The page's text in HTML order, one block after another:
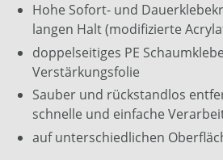
Hohe Sofort- und
langen Halt (modifizierte
doppelseitiges PE
Verstärkungsfolie
Sauber und rückstandlos
schnelle und einfache
auf unterschiedlichen